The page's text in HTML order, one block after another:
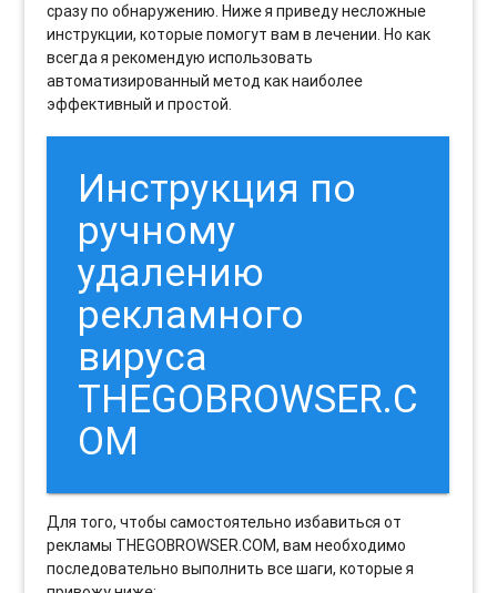
сразу по обнаружению. Ниже я приведу несложные
инструкции, которые помогут вам в лечении. Но как
всегда я рекомендую использовать
автоматизированный метод как наиболее
эффективный и простой.
Инструкция по
ручному
удалению
рекламного
вируса
THEGOBROWSER.C
OM
Для того, чтобы самостоятельно избавиться от
рекламы THEGOBROWSER.COM, вам необходимо
последовательно выполнить все шаги, которые я